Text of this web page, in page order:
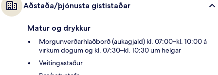
Aðstaða/þjónusta gististaðar
Matur og drykkur
Morgunverðarhlaðborð (aukagjald) kl. 07:00–kl. 10:00 á
virkum dögum og kl. 07:30–kl. 10:30 um helgar
Veitingastaður